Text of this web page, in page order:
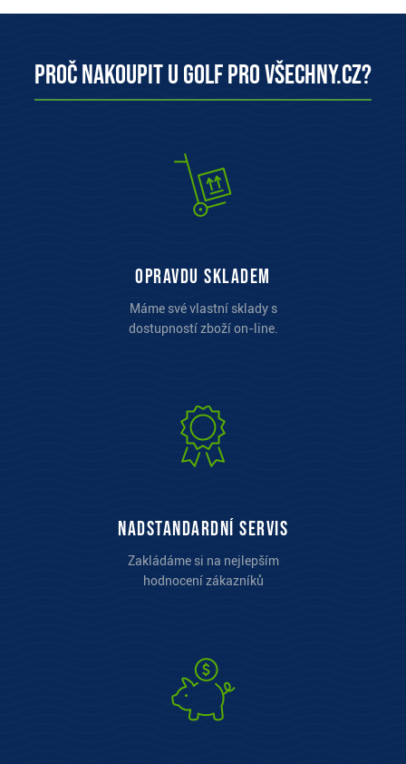
Proč nakoupit u Golf pro všechny.cz?
opravdu skladem
Máme své vlastní sklady s
dostupností zboží on-line.
Nadstandardní servis
Zakládáme si na nejlepším
hodnocení zákazníků